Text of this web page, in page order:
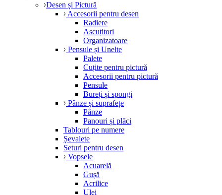
Desen și Pictură
Accesorii pentru desen
Radiere
Ascuțitori
Organizatoare
Pensule și Unelte
Palete
Cuțite pentru pictură
Accesorii pentru pictură
Pensule
Bureți și spongi
Pânze și suprafețe
Pânze
Panouri și plăci
Tablouri pe numere
Șevalete
Seturi pentru desen
Vopsele
Acuarelă
Gușă
Acrilice
Ulei